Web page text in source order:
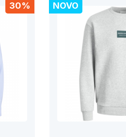
30% NOVO